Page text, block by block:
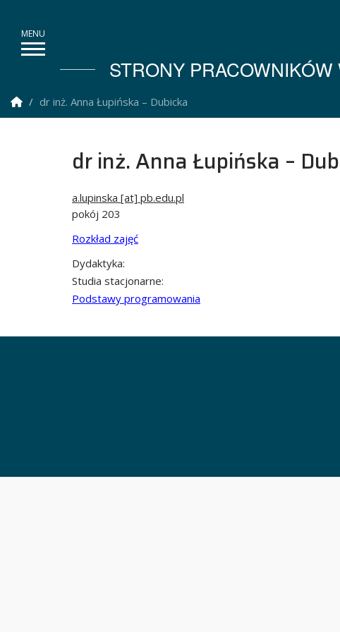
STRONY
Strona Główna
dr inż. Anna Łupińska – Dubicka
dr inż. Anna Łupińska –
a.lupinska [at] pb.edu.pl
pokój 203
Rozkład zajęć
Dydaktyka:
Studia stacjonarne:
Podstawy programowania